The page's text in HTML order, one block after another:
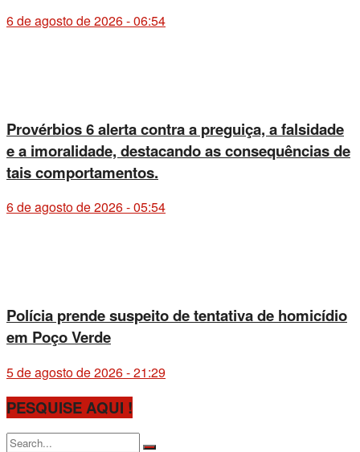
6 de agosto de 2026 - 06:54
Provérbios 6 alerta contra a preguiça, a falsidade
e a imoralidade, destacando as consequências de
tais comportamentos.
6 de agosto de 2026 - 05:54
Polícia prende suspeito de tentativa de homicídio
em Poço Verde
5 de agosto de 2026 - 21:29
PESQUISE AQUI !